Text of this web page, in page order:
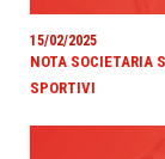
15/02/2025
NOTA SOCIETARIA
SPORTIVI